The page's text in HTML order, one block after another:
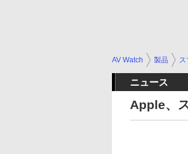
AV Watch 製品 ス
ニュース
Apple、